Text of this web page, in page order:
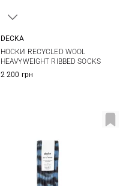
DECKA
НОСКИ RECYCLED WOOL
HEAVYWEIGHT RIBBED SOCKS
2 200 грн